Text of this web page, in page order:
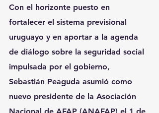
Con el horizonte puesto en
fortalecer el sistema previsional
uruguayo y en aportar a la agenda
de diálogo sobre la seguridad social
impulsada por el gobierno,
Sebastián Peaguda asumió como
nuevo presidente de la Asociación